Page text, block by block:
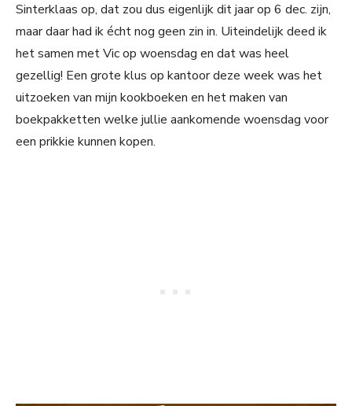
Sinterklaas op, dat zou dus eigenlijk dit jaar op 6 dec. zijn,
maar daar had ik écht nog geen zin in. Uiteindelijk deed ik
het samen met Vic op woensdag en dat was heel
gezellig! Een grote klus op kantoor deze week was het
uitzoeken van mijn kookboeken en het maken van
boekpakketten welke jullie aankomende woensdag voor
een prikkie kunnen kopen.